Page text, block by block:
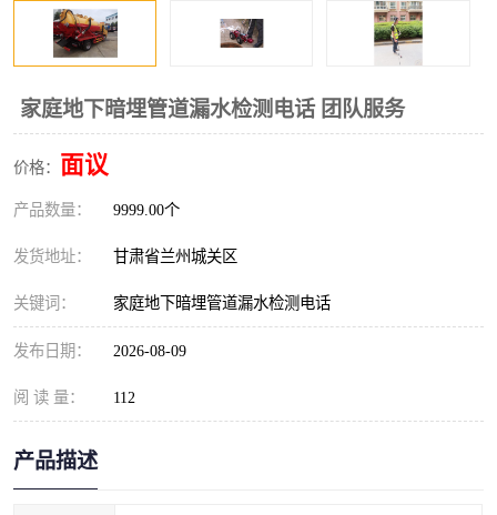
家庭地下暗埋管道漏水检测电话 团队服务
价格： 面议
产品数量： 9999.00个
发货地址： 甘肃省兰州城关区
关键词： 家庭地下暗埋管道漏水检测电话
发布日期： 2026-08-09
阅 读 量： 112
产品描述